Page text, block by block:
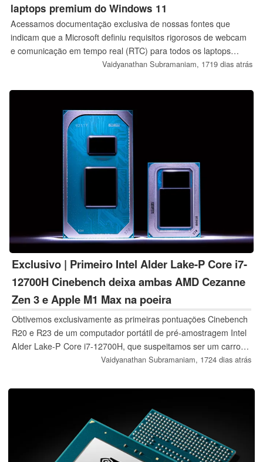
laptops premium do Windows 11
Acessamos documentação exclusiva de nossas fontes que
indicam que a Microsoft definiu requisitos rigorosos de webcam
e comunicação em tempo real (RTC) para todos os laptops
Windows 11 que virão neste Holiday 2021. As recomendações
mainstream e premium e podem finalmente anunciar a chegada
webcam e do microfone.
Vaidyanathan Subramaniam, 1719 dias atrás
Exclusivo | Primeiro Intel Alder Lake-P Core i7-
12700H Cinebench deixa ambas AMD Cezanne
Zen 3 e Apple M1 Max na poeira
Obtivemos exclusivamente as primeiras pontuações Cinebench
R20 e R23 de um computador portátil de pré-amostragem Intel
Alder Lake-P Core i7-12700H, que suspeitamos ser um carro-
chefe da MSI. Enquanto vemos melhorias decentes no
muito com pontuações multi-core que são significativamente
Vaidyanathan Subramaniam, 1724 dias atrás